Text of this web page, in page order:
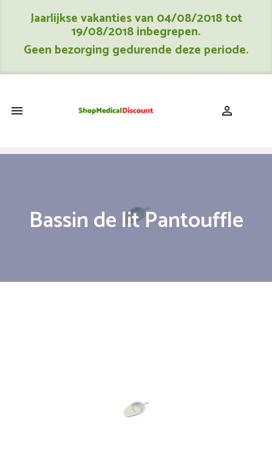
Jaarlijkse vakanties van 04/08/2018 tot
19/08/2018 inbegrepen.
Geen bezorging gedurende deze periode.
 
Bassin de lit Pantouffle